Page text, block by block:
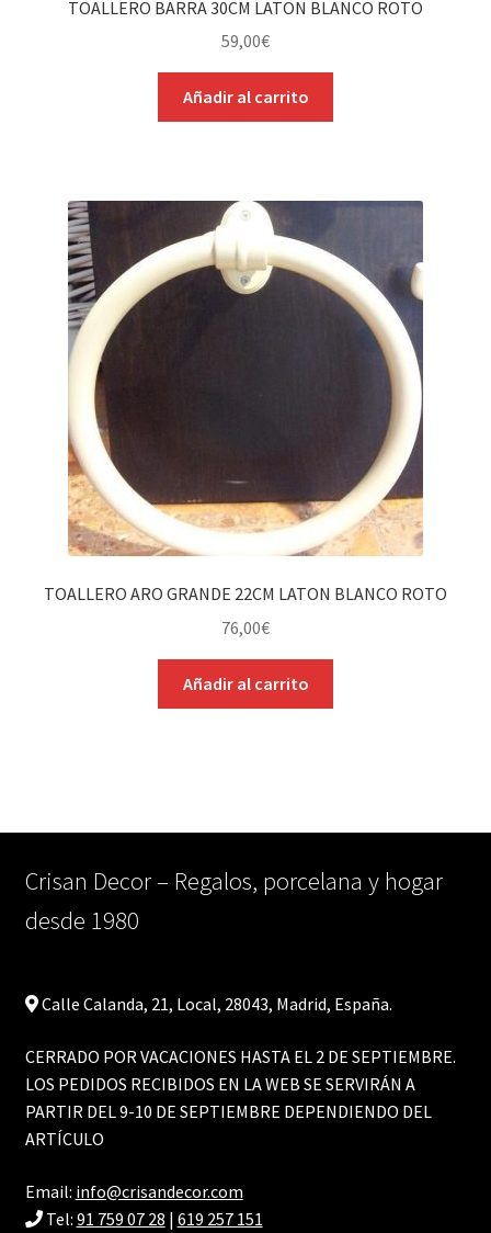
TOALLERO BARRA 30CM LATON BLANCO ROTO
59,00€
Añadir al carrito
TOALLERO ARO GRANDE 22CM LATON BLANCO ROTO
76,00€
Añadir al carrito
Crisan Decor – Regalos, porcelana y hogar
desde 1980
Calle Calanda, 21, Local, 28043, Madrid, España.
CERRADO POR VACACIONES HASTA EL 2 DE SEPTIEMBRE.
LOS PEDIDOS RECIBIDOS EN LA WEB SE SERVIRÁN A
PARTIR DEL 9-10 DE SEPTIEMBRE DEPENDIENDO DEL
ARTÍCULO
Email: info@crisandecor.com
Tel: 91 759 07 28 | 619 257 151